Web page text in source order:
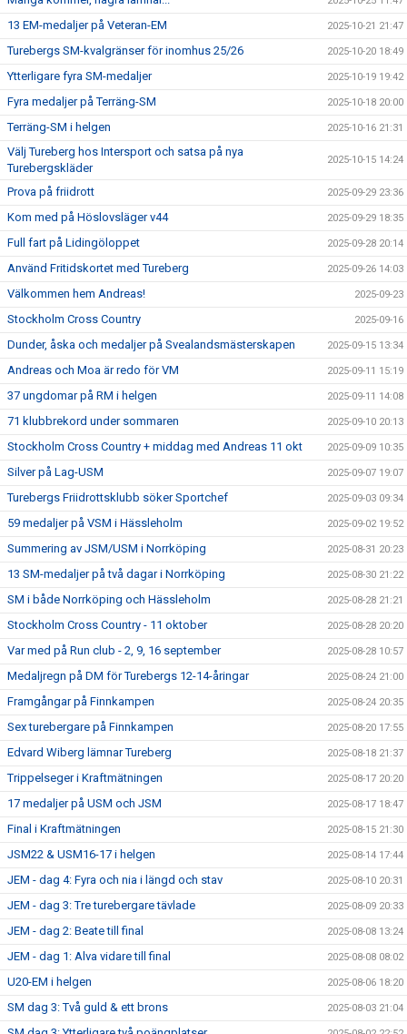
13 EM-medaljer på Veteran-EM 2025-10-21 21:47
Turebergs SM-kvalgränser för inomhus 25/26 2025-10-20 18:49
Ytterligare fyra SM-medaljer 2025-10-19 19:42
Fyra medaljer på Terräng-SM 2025-10-18 20:00
Terräng-SM i helgen 2025-10-16 21:31
Välj Tureberg hos Intersport och satsa på nya
Turebergskläder
2025-10-15 14:24
Prova på friidrott 2025-09-29 23:36
Kom med på Höslovsläger v44 2025-09-29 18:35
Full fart på Lidingöloppet 2025-09-28 20:14
Använd Fritidskortet med Tureberg 2025-09-26 14:03
Välkommen hem Andreas! 2025-09-23
Stockholm Cross Country 2025-09-16
Dunder, åska och medaljer på Svealandsmästerskapen 2025-09-15 13:34
Andreas och Moa är redo för VM 2025-09-11 15:19
37 ungdomar på RM i helgen 2025-09-11 14:08
71 klubbrekord under sommaren 2025-09-10 20:13
Stockholm Cross Country + middag med Andreas 11 okt 2025-09-09 10:35
Silver på Lag-USM 2025-09-07 19:07
Turebergs Friidrottsklubb söker Sportchef 2025-09-03 09:34
59 medaljer på VSM i Hässleholm 2025-09-02 19:52
Summering av JSM/USM i Norrköping 2025-08-31 20:23
13 SM-medaljer på två dagar i Norrköping 2025-08-30 21:22
SM i både Norrköping och Hässleholm 2025-08-28 21:21
Stockholm Cross Country - 11 oktober 2025-08-28 20:20
Var med på Run club - 2, 9, 16 september 2025-08-28 10:57
Medaljregn på DM för Turebergs 12-14-åringar 2025-08-24 21:00
Framgångar på Finnkampen 2025-08-24 20:35
Sex turebergare på Finnkampen 2025-08-20 17:55
Edvard Wiberg lämnar Tureberg 2025-08-18 21:37
Trippelseger i Kraftmätningen 2025-08-17 20:20
17 medaljer på USM och JSM 2025-08-17 18:47
Final i Kraftmätningen 2025-08-15 21:30
JSM22 & USM16-17 i helgen 2025-08-14 17:44
JEM - dag 4: Fyra och nia i längd och stav 2025-08-10 20:31
JEM - dag 3: Tre turebergare tävlade 2025-08-09 20:33
JEM - dag 2: Beate till final 2025-08-08 13:24
JEM - dag 1: Alva vidare till final 2025-08-08 08:02
U20-EM i helgen 2025-08-06 18:20
SM dag 3: Två guld & ett brons 2025-08-03 21:04